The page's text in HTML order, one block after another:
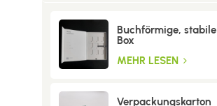
Buchförmige, stabile
Box
MEHR LESEN
Verpackungskarton